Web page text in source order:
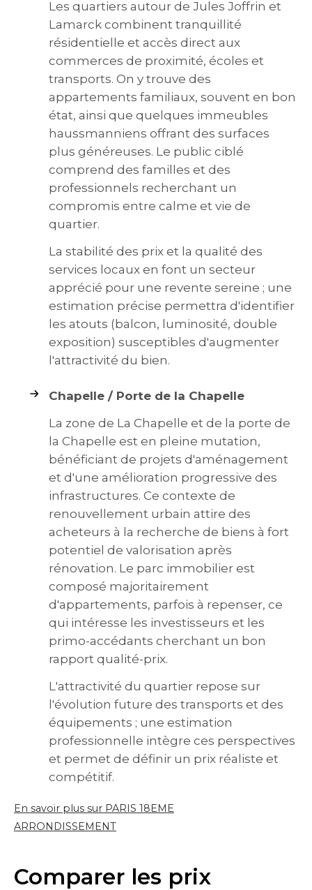
Les quartiers autour de Jules Joffrin et
Lamarck combinent tranquillité
résidentielle et accès direct aux
commerces de proximité, écoles et
transports. On y trouve des
appartements familiaux, souvent en bon
état, ainsi que quelques immeubles
haussmanniens offrant des surfaces
plus généreuses. Le public ciblé
comprend des familles et des
professionnels recherchant un
compromis entre calme et vie de
quartier.
La stabilité des prix et la qualité des
services locaux en font un secteur
apprécié pour une revente sereine ; une
estimation précise permettra d'identifier
les atouts (balcon, luminosité, double
exposition) susceptibles d'augmenter
l'attractivité du bien.
Chapelle / Porte de la Chapelle
La zone de La Chapelle et de la porte de
la Chapelle est en pleine mutation,
bénéficiant de projets d'aménagement
et d'une amélioration progressive des
infrastructures. Ce contexte de
renouvellement urbain attire des
acheteurs à la recherche de biens à fort
potentiel de valorisation après
rénovation. Le parc immobilier est
composé majoritairement
d'appartements, parfois à repenser, ce
qui intéresse les investisseurs et les
primo-accédants cherchant un bon
rapport qualité-prix.
L'attractivité du quartier repose sur
l'évolution future des transports et des
équipements ; une estimation
professionnelle intègre ces perspectives
et permet de définir un prix réaliste et
compétitif.
En savoir plus sur PARIS 18EME
ARRONDISSEMENT
Comparer les prix